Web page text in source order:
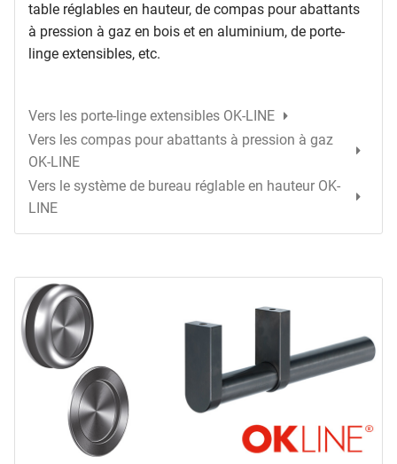
table réglables en hauteur, de compas pour abattants
à pression à gaz en bois et en aluminium, de porte-
linge extensibles, etc.
Vers les porte-linge extensibles OK-LINE
Vers les compas pour abattants à pression à gaz
OK-LINE
Vers le système de bureau réglable en hauteur OK-
LINE